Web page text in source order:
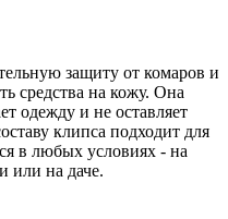
защиту от комаров и
средства на кожу. Она
одежду и не оставляет
клипса подходит для
в любых условиях - на
или на даче.